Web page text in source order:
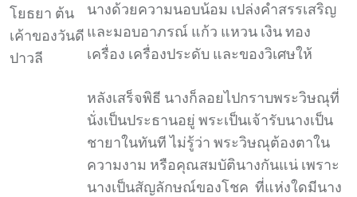
โยธยา ต้น
เค้าของวันดี
ปาวลี
นางด้วยความนอบน้อม เปล่งคำสรรเสริญ
และมอบอาภรณ์ แก้ว แหวน เงิน ทอง
เครื่อง เครื่องประดับ และของวิเศษให้
หลังเสร็จพิธี นางก็ลอยไปกราบพระวิษณุที่
นั่งเป็นประธานอยู่ พระเป็นเจ้ารับนางเป็น
ชายาในทันที ไม่รู้ว่า พระวิษณุต้องตาใน
ความงาม หรือคุณสมบัตินางกันแน่ เพราะ
นางเป็นสัญลักษณ์ของโชค ที่แห่งใดมีนาง